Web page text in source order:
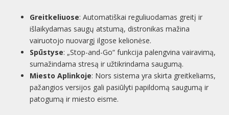
Greitkeliuose: Automatiškai reguliuodamas greitį ir
išlaikydamas saugų atstumą, distronikas mažina
vairuotojo nuovargį ilgose kelionėse.
Spūstyse: „Stop-and-Go“ funkcija palengvina vairavimą,
sumažindama stresą ir užtikrindama saugumą.
Miesto Aplinkoje: Nors sistema yra skirta greitkeliams,
pažangios versijos gali pasiūlyti papildomą saugumą ir
patogumą ir miesto eisme.